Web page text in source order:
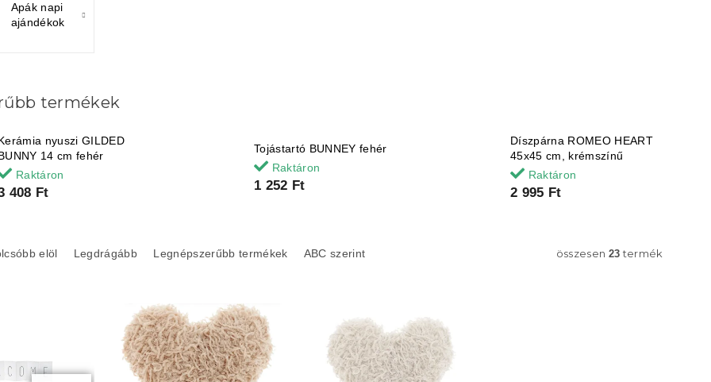
Apák napi
ajándékok
termékek
nyuszi GILDED
14 cm fehér
Raktáron
408 Ft
Tojástartó BUNNEY fehér
Raktáron
1 252 Ft
Díszpárna ROMEO HEART
45x45 cm, krémszínű
Raktáron
2 995 Ft
elöl Legdrágább Legnépszerűbb termékek ABC szerint összesen 23 termék